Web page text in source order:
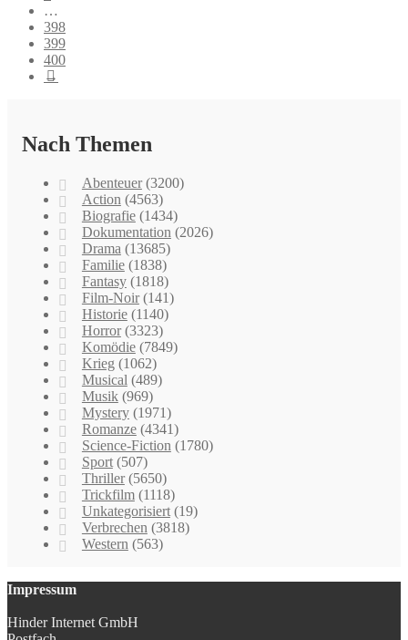
…
398
399
400
→
Nach Themen
Abenteuer (3200)
Action (4563)
Biografie (1434)
Dokumentation (2026)
Drama (13685)
Familie (1838)
Fantasy (1818)
Film-Noir (141)
Historie (1140)
Horror (3323)
Komödie (7849)
Krieg (1062)
Musical (489)
Musik (969)
Mystery (1971)
Romanze (4341)
Science-Fiction (1780)
Sport (507)
Thriller (5650)
Trickfilm (1118)
Unkategorisiert (19)
Verbrechen (3818)
Western (563)
Impressum
Hinder Internet GmbH